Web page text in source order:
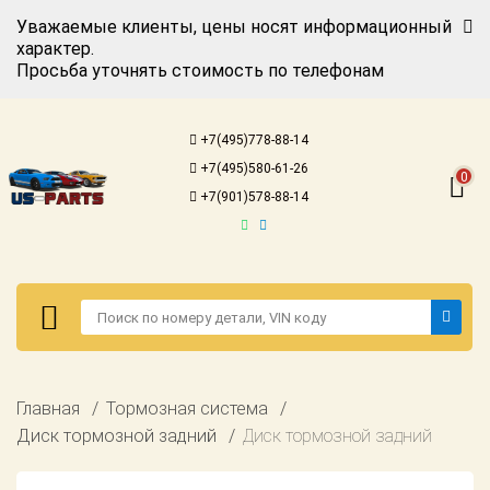
Уважаемые клиенты, цены носят информационный
характер.
Просьба уточнять стоимость по телефонам
+7(495)778-88-14
+7(495)580-61-26
+7(901)578-88-14
0
Авторизация
американских
автомобилей
запросу
техобслуживание
Регистрация
Главная
Тормозная система
Диск тормозной задний
Диск тормозной задний